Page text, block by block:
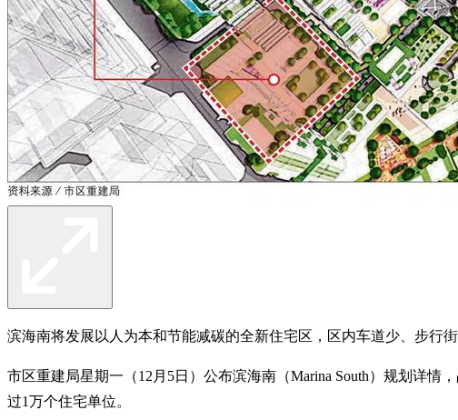
滨海南将发展以人为本和节能减碳的全新住宅区，区内车道少、步行
市区重建局星期一（12月5日）公布滨海南（Marina South）规划详
过1万个住宅单位。